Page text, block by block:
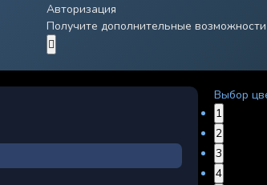
Авторизация
Получите дополнительные возможности
Выбор
1
2
3
4